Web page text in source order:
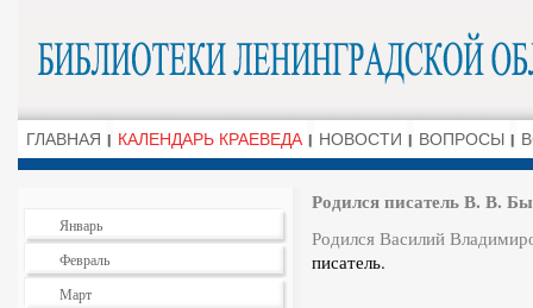
ГЛАВНАЯ КАЛЕНДАРЬ КРАЕВЕДА НОВОСТИ ВОПРОСЫ
Январь
Февраль
Март
Родился писатель В. В.
Родился Василий
писатель.